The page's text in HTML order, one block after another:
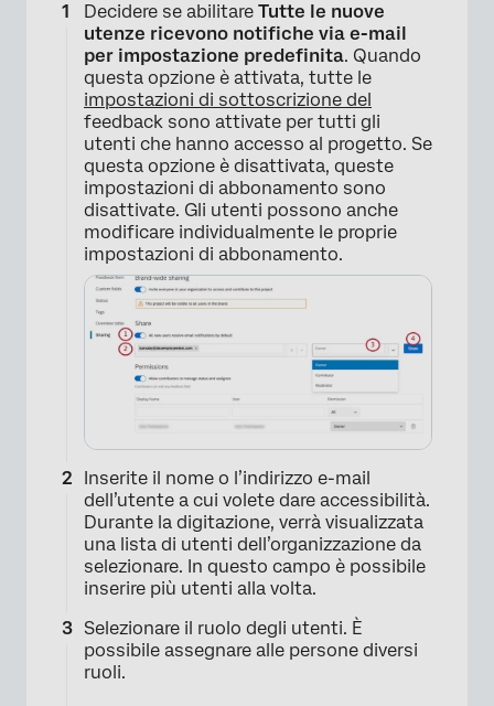
Decidere se abilitare Tutte le nuove
utenze ricevono notifiche via e-mail
per impostazione predefinita. Quando
questa opzione è attivata, tutte le
impostazioni di sottoscrizione del
feedback sono attivate per tutti gli
utenti che hanno accesso al progetto. Se
questa opzione è disattivata, queste
impostazioni di abbonamento sono
disattivate. Gli utenti possono anche
modificare individualmente le proprie
impostazioni di abbonamento.
Inserite il nome o l’indirizzo e-mail
dell’utente a cui volete dare accessibilità.
Durante la digitazione, verrà visualizzata
una lista di utenti dell’organizzazione da
selezionare. In questo campo è possibile
inserire più utenti alla volta.
Selezionare il ruolo degli utenti. È
possibile assegnare alle persone diversi
ruoli.